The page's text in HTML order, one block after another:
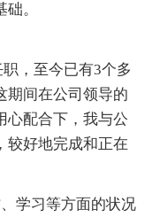
。
，至今已有3个多
期间在公司领导的
心配合下，我与公
较好地完成和正在
学习等方面的状况